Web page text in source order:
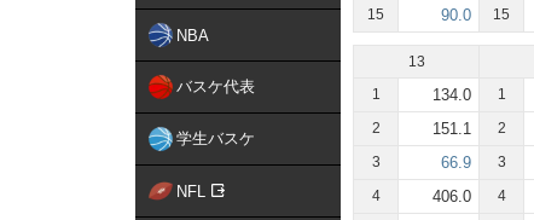
NBA
バスケ代表
学生バスケ
NFL
15 90.0 15
13
1
134.0
2 151.1
3 66.9
4 406.0
1
2
3
4